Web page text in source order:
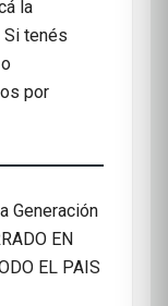
la
tenés
por
Generación
EN
EL PAIS